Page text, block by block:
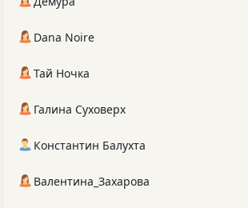
Dana Noire
Тай Ночка
Галина Суховерх
Константин Балухта
Валентина_Захарова